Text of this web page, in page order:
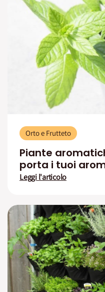
Orto e Frutteto
Piante
porta i tuoi
Leggi l'articolo